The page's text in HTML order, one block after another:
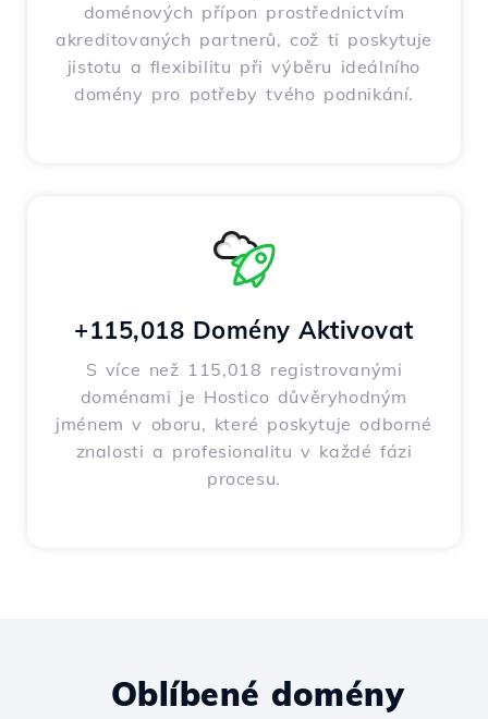
doménových přípon prostřednictvím
akreditovaných partnerů, což ti poskytuje
jistotu a flexibilitu při výběru ideálního
domény pro potřeby tvého podnikání.
+115,018 Domény Aktivovat
S více než 115,018 registrovanými
doménami je Hostico důvěryhodným
jménem v oboru, které poskytuje odborné
znalosti a profesionalitu v každé fázi
procesu.
Oblíbené domény